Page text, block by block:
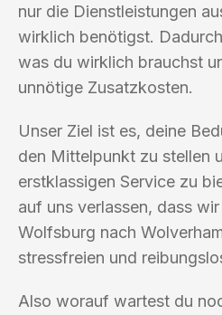
nur die Dienstleistungen
wirklich benötigst.
was du wirklich brauchst
unnötige Zusatzkosten.
Unser Ziel ist es, deine
den Mittelpunkt zu stellen
erstklassigen Service zu
auf uns verlassen, dass
Wolfsburg nach
stressfreien und
Also worauf wartest du